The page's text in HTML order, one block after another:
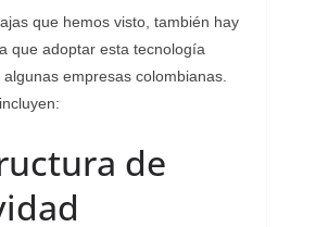
que hemos visto, también hay
que adoptar esta tecnología
empresas colombianas.
de